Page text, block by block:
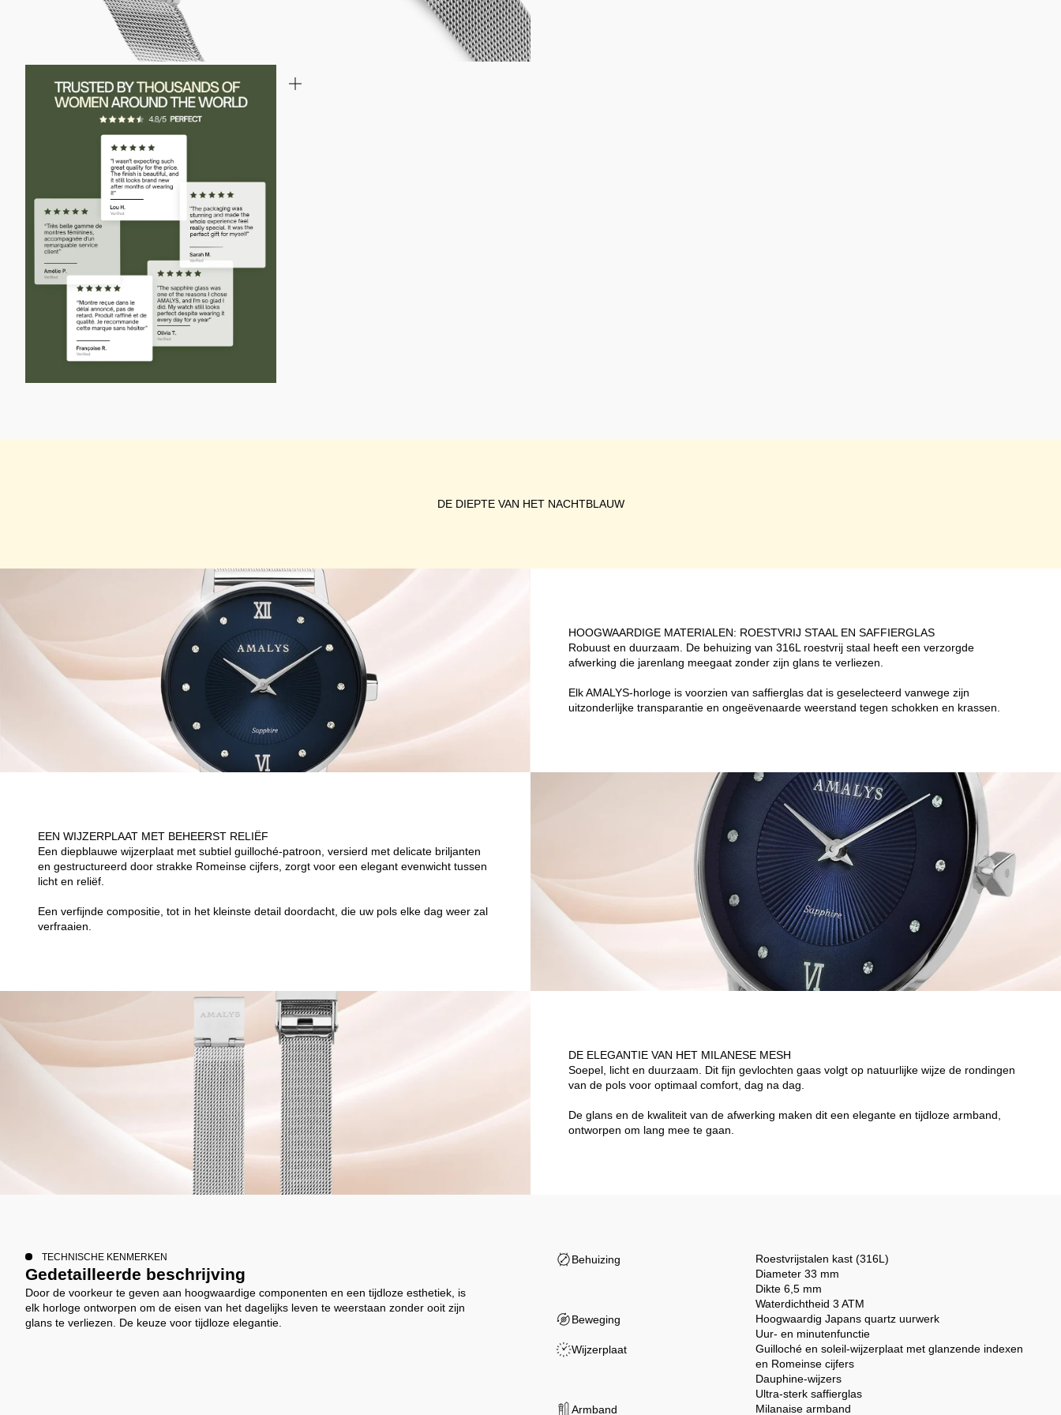
INZOOMEN
DE
AFBEELDING
DE DIEPTE VAN HET NACHTBLAUW
HOOGWAARDIGE MATERIALEN: ROESTVRIJ STAAL EN SAFFIERGLAS
Robuust en duurzaam. De behuizing van 316L roestvrij staal heeft een verzorgde
afwerking die jarenlang meegaat zonder zijn glans te verliezen.
Elk AMALYS-horloge is voorzien van saffierglas dat is geselecteerd vanwege zijn
uitzonderlijke transparantie en ongeëvenaarde weerstand tegen schokken en krassen.
EEN WIJZERPLAAT MET BEHEERST RELIËF
Een diepblauwe wijzerplaat met subtiel guilloché-patroon, versierd met delicate briljanten
en gestructureerd door strakke Romeinse cijfers, zorgt voor een elegant evenwicht tussen
licht en reliëf.
Een verfijnde compositie, tot in het kleinste detail doordacht, die uw pols elke dag weer zal
verfraaien.
DE ELEGANTIE VAN HET MILANESE MESH
Soepel, licht en duurzaam. Dit fijn gevlochten gaas volgt op natuurlijke wijze de rondingen
van de pols voor optimaal comfort, dag na dag.
De glans en de kwaliteit van de afwerking maken dit een elegante en tijdloze armband,
ontworpen om lang mee te gaan.
TECHNISCHE KENMERKEN
Gedetailleerde beschrijving
Door de voorkeur te geven aan hoogwaardige componenten en een tijdloze esthetiek, is
elk horloge ontworpen om de eisen van het dagelijks leven te weerstaan zonder ooit zijn
glans te verliezen. De keuze voor tijdloze elegantie.
Behuizing
Roestvrijstalen kast (316L)
Diameter 33 mm
Dikte 6,5 mm
Waterdichtheid 3 ATM
Beweging
Hoogwaardig Japans quartz uurwerk
Uur- en minutenfunctie
Wijzerplaat
Guilloché en soleil-wijzerplaat met glanzende indexen
en Romeinse cijfers
Dauphine-wijzers
Ultra-sterk saffierglas
Armband
Milanaise armband